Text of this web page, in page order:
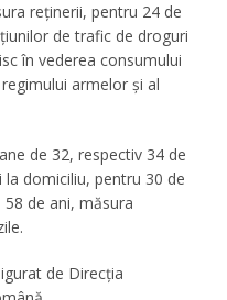
reținerii, pentru 24 de
de trafic de droguri
în vederea consumului
armelor și al
de 32, respectiv 34 de
domiciliu, pentru 30 de
de ani, măsura
de Direcția